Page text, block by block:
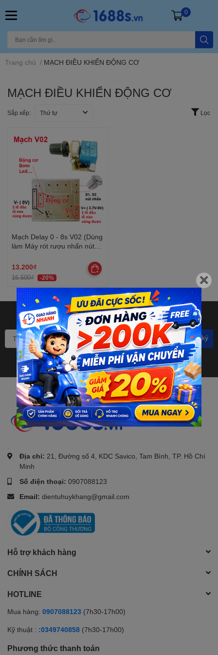
0
Trang chủ / MẠCH ĐIỀU KHIỂN ĐỘNG CƠ
MẠCH ĐIỀU KHIỂN ĐỘNG CƠ
Sắp xếp: Thứ tự Lọc
Mạch Delay 0 - 8s V02 (Dùng
làm Máy rót rượu nhấn nút
13.200₫
16.500₫ -20%
Bạn muốn nhận khuyến mãi
đặc biệt? Đăng ký ngay.
Đăng ký
Địa chỉ: 21, Đường số 4, KDC Savico, Tam Bình, TP. Hồ Chí
Minh
Số điện thoại: 0907088123
Email: dientuhuykhang@gmail.com
Hỗ trợ khách hàng
CHÍNH SÁCH
HOTLINE
Mua hàng: 0907088123 (7h30-17h00)
Kỹ thuật : :0349740858 (7h30-17h00)
Phương thức thanh toán